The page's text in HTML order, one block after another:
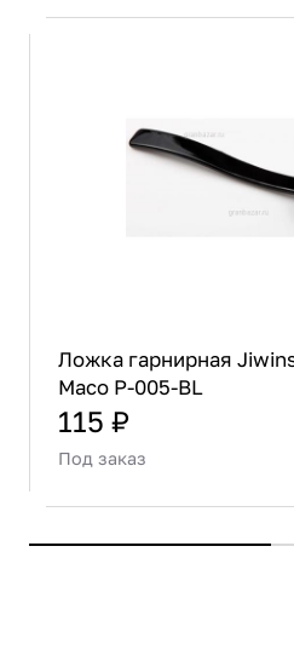
Ложка гарнирная
Maco P-005-BL
115 ₽
Под заказ